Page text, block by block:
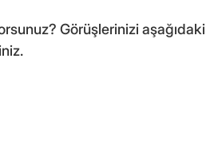
Görüşlerinizi aşağıdaki